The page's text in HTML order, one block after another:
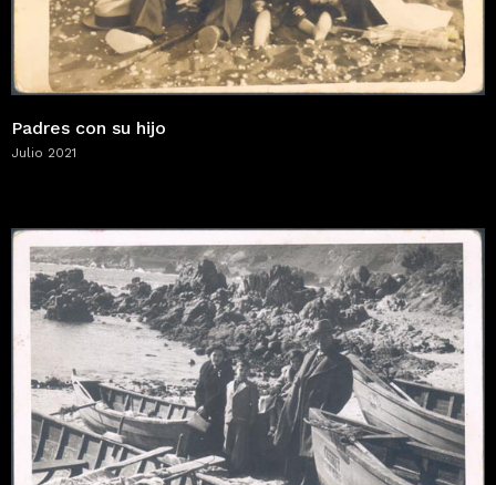
Padres con su hijo
Julio 2021